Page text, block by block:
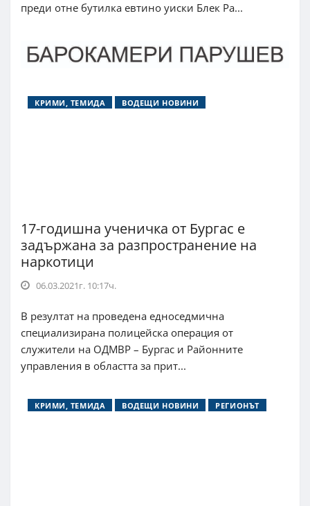
преди отне бутилка евтино уиски Блек Ра...
КРИМИ, ТЕМИДА ВОДЕЩИ НОВИНИ
17-годишна ученичка от Бургас е
задържана за разпространение на
наркотици
06.03.2021г. 10:17ч.
В резултат на проведена едноседмична
специализирана полицейска операция от
служители на ОДМВР – Бургас и Районните
управления в областта за прит...
КРИМИ, ТЕМИДА ВОДЕЩИ НОВИНИ РЕГИОНЪТ